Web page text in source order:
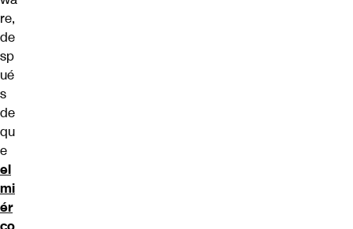
re,
de
sp
ué
s
de
qu
e
el
mi
ér